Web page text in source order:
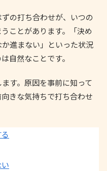
の打ち合わせが、いつの
ことがあります。「決め
進まない」といった状況
自然なことです。
す。原因を事前に知って
きな気持ちで打ち合わせ